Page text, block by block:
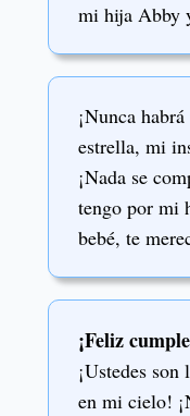
mi hija Abby
¡Nunca
estrella, mi
¡Nada se
tengo por mi
bebé, te
¡Feliz
¡Ustedes
en mi cielo!